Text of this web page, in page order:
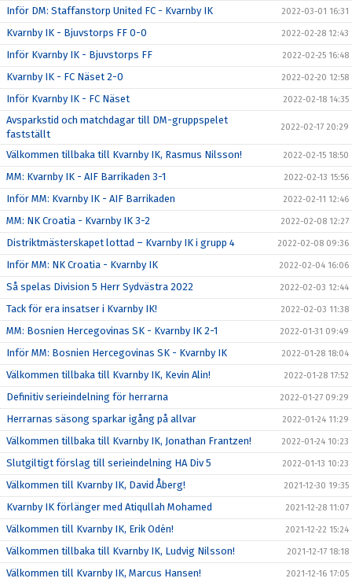
Inför DM: Staffanstorp United FC - Kvarnby IK 2022-03-01 16:31
Kvarnby IK - Bjuvstorps FF 0-0 2022-02-28 12:43
Inför Kvarnby IK - Bjuvstorps FF 2022-02-25 16:48
Kvarnby IK - FC Näset 2-0 2022-02-20 12:58
Inför Kvarnby IK - FC Näset 2022-02-18 14:35
Avsparkstid och matchdagar till DM-gruppspelet
fastställt
2022-02-17 20:29
Välkommen tillbaka till Kvarnby IK, Rasmus Nilsson! 2022-02-15 18:50
MM: Kvarnby IK - AIF Barrikaden 3-1 2022-02-13 15:56
Inför MM: Kvarnby IK - AIF Barrikaden 2022-02-11 12:46
MM: NK Croatia - Kvarnby IK 3-2 2022-02-08 12:27
Distriktmästerskapet lottad – Kvarnby IK i grupp 4 2022-02-08 09:36
Inför MM: NK Croatia - Kvarnby IK 2022-02-04 16:06
Så spelas Division 5 Herr Sydvästra 2022 2022-02-03 12:44
Tack för era insatser i Kvarnby IK! 2022-02-03 11:38
MM: Bosnien Hercegovinas SK - Kvarnby IK 2-1 2022-01-31 09:49
Inför MM: Bosnien Hercegovinas SK - Kvarnby IK 2022-01-28 18:04
Välkommen tillbaka till Kvarnby IK, Kevin Alin! 2022-01-28 17:52
Definitiv serieindelning för herrarna 2022-01-27 09:29
Herrarnas säsong sparkar igång på allvar 2022-01-24 11:29
Välkommen tillbaka till Kvarnby IK, Jonathan Frantzen! 2022-01-24 10:23
Slutgiltigt förslag till serieindelning HA Div 5 2022-01-13 10:23
Välkommen till Kvarnby IK, David Åberg! 2021-12-30 19:35
Kvarnby IK förlänger med Atiqullah Mohamed 2021-12-28 11:07
Välkommen till Kvarnby IK, Erik Odén! 2021-12-22 15:24
Välkommen tillbaka till Kvarnby IK, Ludvig Nilsson! 2021-12-17 18:18
Välkommen till Kvarnby IK, Marcus Hansen! 2021-12-16 17:05